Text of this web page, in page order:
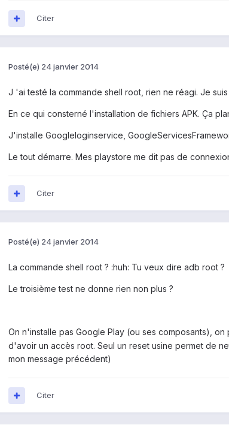
Citer
Posté(e) 24 janvier 2014
J 'ai testé la commande shell root, rien ne réagi. Je
En ce qui consterné l'installation de fichiers APK. Ça
J'installe Googleloginservice,
Le tout démarre. Mes playstore me dit pas de
Citer
Posté(e) 24 janvier 2014
La commande shell root ? :huh: Tu veux dire adb root ?
Le troisième test ne donne rien non plus ?
On n'installe pas Google Play (ou ses composants),
d'avoir un accès root. Seul un reset usine permet de
mon message précédent)
Citer